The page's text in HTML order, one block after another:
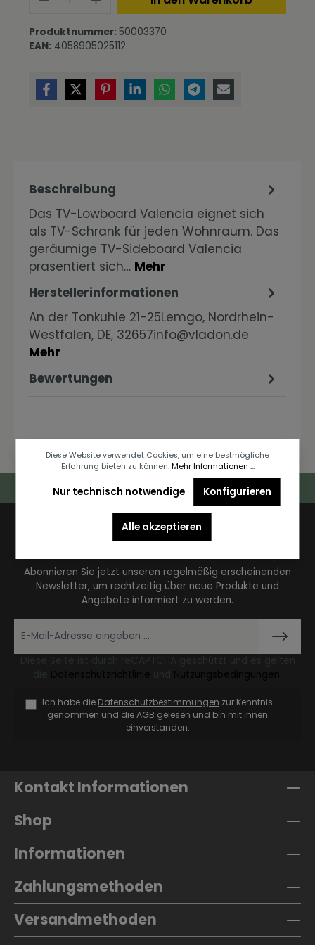
Produktnummer: 50003370
EAN: 4058905025112
Beschreibung
Das TV-Lowboard Valencia eignet sich
als TV-Schrank für jeden Wohnraum. Das
geräumige TV-Sideboard Valencia
präsentiert sich… Mehr
Herstellerinformationen
An der Tonkuhle 21-25Lemgo, Nordrhein-
Westfalen, DE, 32657info@vladon.de
Mehr
Bewertungen
Deutschlandweiter Kostenloser Versand
Newsletter
Abonnieren Sie jetzt unseren regelmäßig erscheinenden
Newsletter, um rechtzeitig über neue Produkte und
Angebote informiert zu werden.
Ich habe die Datenschutzbestimmungen zur Kenntnis
genommen und dieAGB gelesen und bin mit ihnen
einverstanden.
Kontakt Informationen
Shop
Informationen
Zahlungsmethoden
Versandmethoden
Diese Website verwendet Cookies, um eine bestmögliche
Erfahrung bieten zu können. Mehr Informationen ...
Nur technisch notwendige Konfigurieren
Alle akzeptieren